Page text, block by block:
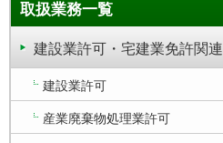
取扱業務一覧
建設業許可・宅建業免許関連
建設業許可
産業廃棄物処理業許可